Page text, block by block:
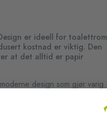
er ideell for toalettrom
kostnad er viktig. Den
at det alltid er papir
design som gjør varig
unngås og